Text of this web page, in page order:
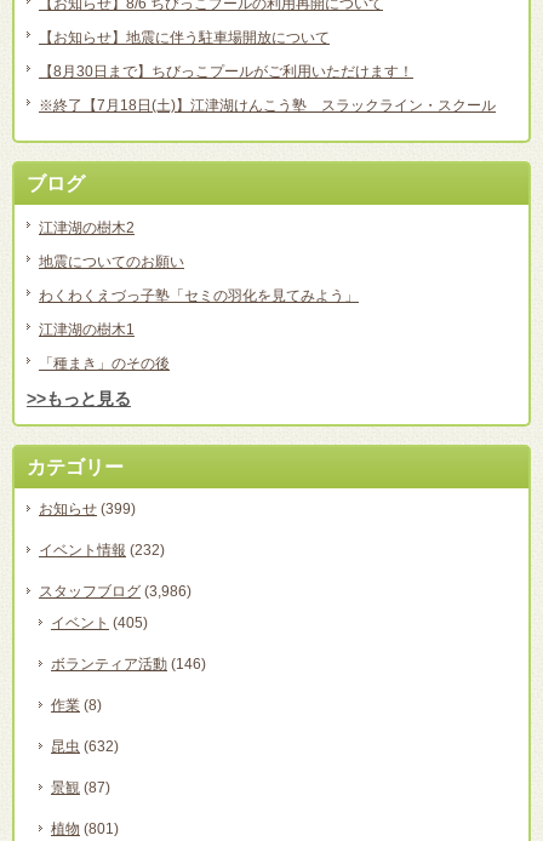
【お知らせ】8/6 ちびっこプールの利用再開について
【お知らせ】地震に伴う駐車場開放について
【8月30日まで】ちびっこプールがご利用いただけます！
※終了【7月18日(土)】江津湖けんこう塾 スラックライン・スクール
ブログ
江津湖の樹木2
地震についてのお願い
わくわくえづっ子塾「セミの羽化を見てみよう」
江津湖の樹木1
「種まき」のその後
>>もっと見る
カテゴリー
お知らせ (399)
イベント情報 (232)
スタッフブログ (3,986)
イベント (405)
ボランティア活動 (146)
作業 (8)
昆虫 (632)
景観 (87)
植物 (801)